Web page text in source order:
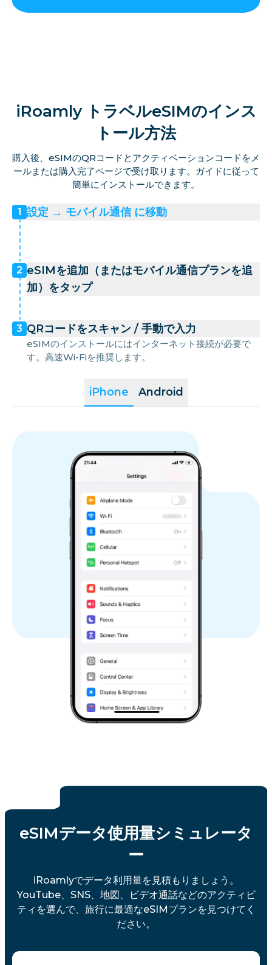
iRoamly トラベルeSIMのインス
トール方法
購入後、eSIMのQRコードとアクティベーションコードをメ
ールまたは購入完了ページで受け取ります。ガイドに従って
簡単にインストールできます。
iPhone Android
1 設定 → モバイル通信 に移動
2 eSIMを追加（またはモバイル通信プランを追
加）をタップ
3 QRコードをスキャン / 手動で入力
eSIMのインストールにはインターネット接続が必要で
す。高速Wi-Fiを推奨します。
eSIMデータ使用量シミュレータ
ー
iRoamlyでデータ利用量を見積もりましょう。
YouTube、SNS、地図、ビデオ通話などのアクティビ
ティを選んで、旅行に最適なeSIMプランを見つけてく
ださい。